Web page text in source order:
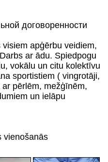
договоренности
apģērbu veidiem,
ar ādu. Spiedpogu
vokālu un citu kolektīvu
sportistiem ( vingrotāji,
pērlēm, mežģīnēm,
un ielāpu
vienošanās